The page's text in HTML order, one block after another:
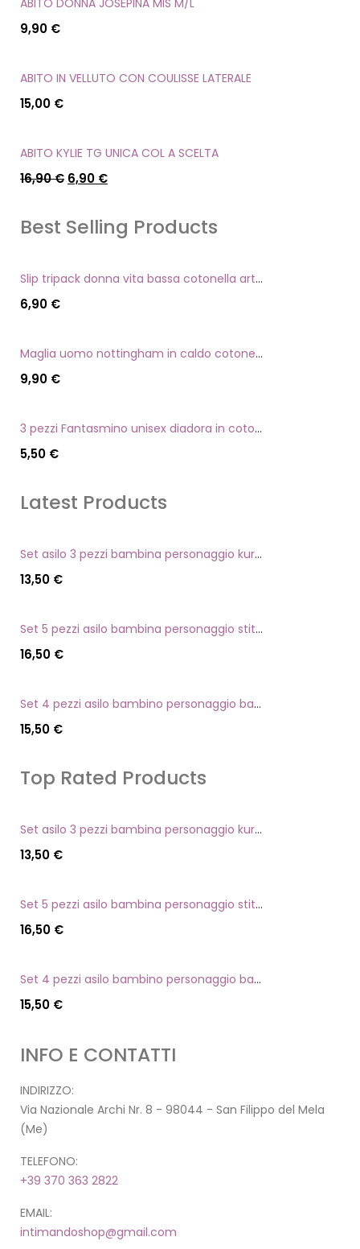
ABITO DONNA JOSEPINA MIS M/L
9,90 €
ABITO IN VELLUTO CON COULISSE LATERALE
15,00 €
ABITO KYLIE TG UNICA COL A SCELTA
16,90€ 6,90 €
Best Selling Products
Slip tripack donna vita bassa cotonella art 3165 in cotone elasticizzato
6,90 €
Maglia uomo nottingham in caldo cotone scollo a v manica lunga
9,90 €
3 pezzi Fantasmino unisex diadora in cotone mercerizzato tg dalla 35 alla 46
5,50 €
Latest Products
Set asilo 3 pezzi bambina personaggio kuromi
13,50 €
Set 5 pezzi asilo bambina personaggio stitch angel
16,50 €
Set 4 pezzi asilo bambino personaggio batman
15,50 €
Top Rated Products
Set asilo 3 pezzi bambina personaggio kuromi
13,50 €
Set 5 pezzi asilo bambina personaggio stitch angel
16,50 €
Set 4 pezzi asilo bambino personaggio batman
15,50 €
INFO E CONTATTI
INDIRIZZO:
Via Nazionale Archi Nr. 8 - 98044 - San Filippo del Mela
(Me)
TELEFONO:
+39 370 363 2822
EMAIL:
intimandoshop@gmail.com